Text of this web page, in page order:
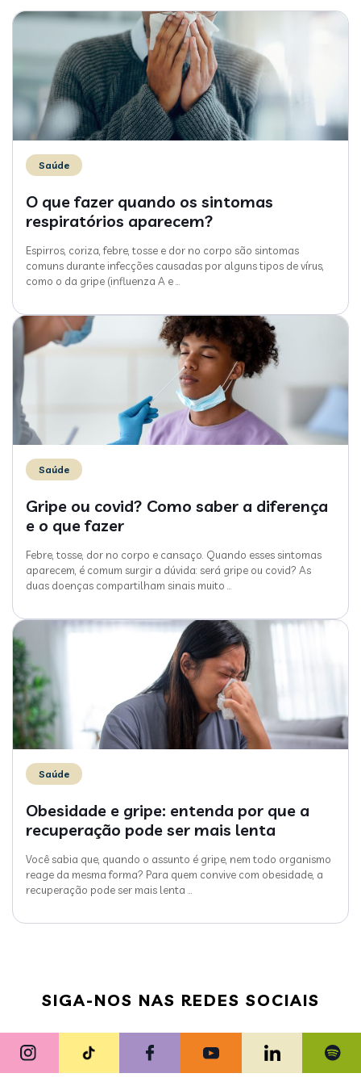
Saúde
O que fazer quando os sintomas
respiratórios aparecem?
Espirros, coriza, febre, tosse e dor no corpo são sintomas
comuns durante infecções causadas por alguns tipos de vírus,
como o da gripe (influenza A e…
Saúde
Gripe ou covid? Como saber a diferença
e o que fazer
Febre, tosse, dor no corpo e cansaço. Quando esses sintomas
aparecem, é comum surgir a dúvida: será gripe ou covid? As
duas doenças compartilham sinais muito …
Saúde
Obesidade e gripe: entenda por que a
recuperação pode ser mais lenta
Você sabia que, quando o assunto é gripe, nem todo organismo
reage da mesma forma? Para quem convive com obesidade, a
recuperação pode ser mais lenta …
SIGA-NOS NAS REDES SOCIAIS